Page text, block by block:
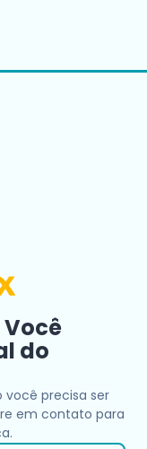
do
você precisa ser
em contato para